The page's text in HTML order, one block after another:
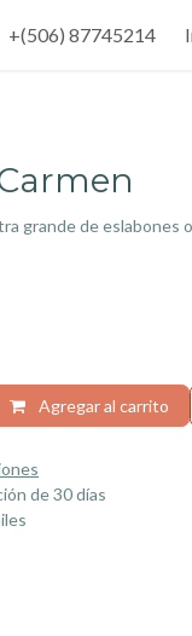
+(506) 87745214
grande de eslabones
Agregar al carrito
de 30 días